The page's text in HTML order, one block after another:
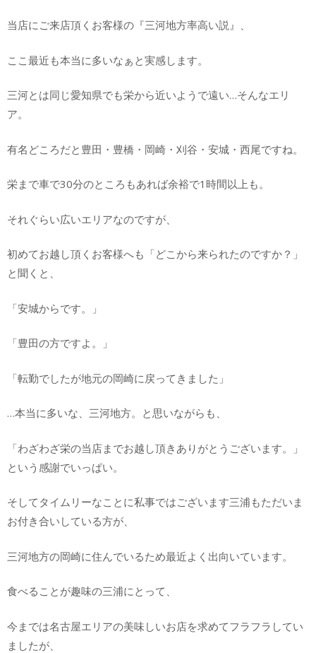
当店にご来店頂くお客様の『三河地方率高い説』、
ここ最近も本当に多いなぁと実感します。
三河とは同じ愛知県でも栄から近いようで遠い…そんなエリ
ア。
有名どころだと豊田・豊橋・岡崎・刈谷・安城・西尾ですね。
栄まで車で30分のところもあれば余裕で1時間以上も。
それぐらい広いエリアなのですが、
初めてお越し頂くお客様へも「どこから来られたのですか？」
と聞くと、
「安城からです。」
「豊田の方ですよ。」
「転勤でしたが地元の岡崎に戻ってきました」
…本当に多いな、三河地方。と思いながらも、
「わざわざ栄の当店までお越し頂きありがとうございます。」
という感謝でいっぱい。
そしてタイムリーなことに私事ではございます三浦もただいま
お付き合いしている方が、
三河地方の岡崎に住んでいるため最近よく出向いています。
食べることが趣味の三浦にとって、
今までは名古屋エリアの美味しいお店を求めてフラフラしてい
ましたが、